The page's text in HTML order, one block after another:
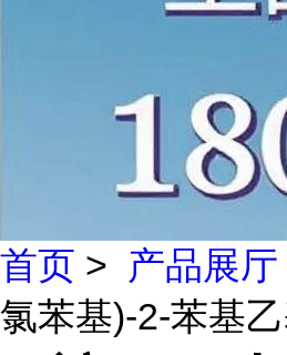
首页 > 产品展厅
氯苯基)-2-苯基